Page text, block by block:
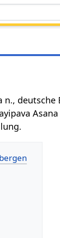
n.,